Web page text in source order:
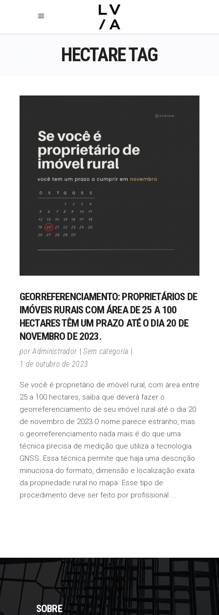
HECTARE TAG
GEORREFERENCIAMENTO: PROPRIETÁRIOS DE
IMÓVEIS RURAIS COM ÁREA DE 25 A 100
HECTARES TÊM UM PRAZO ATÉ O DIA 20 DE
NOVEMBRO DE 2023.
porAdministrador
Sem categoria
1 de outubro de 2023
Se você é proprietário de imóvel rural, com área entre
25 a 100 hectares, saiba que deverá fazer o
georreferenciamento de seu imóvel rural até o dia 20
de novembro de 2023.O nome parece estranho, mas
o georreferenciamento nada mais é do que uma
técnica precisa de medição que utiliza a tecnologia
GNSS. Essa técnica permite que haja uma descrição
minuciosa do formato, dimensão e localização exata
da propriedade rural no mapa. Esse tipo de
procedimento deve ser feito por profissional
SOBRE